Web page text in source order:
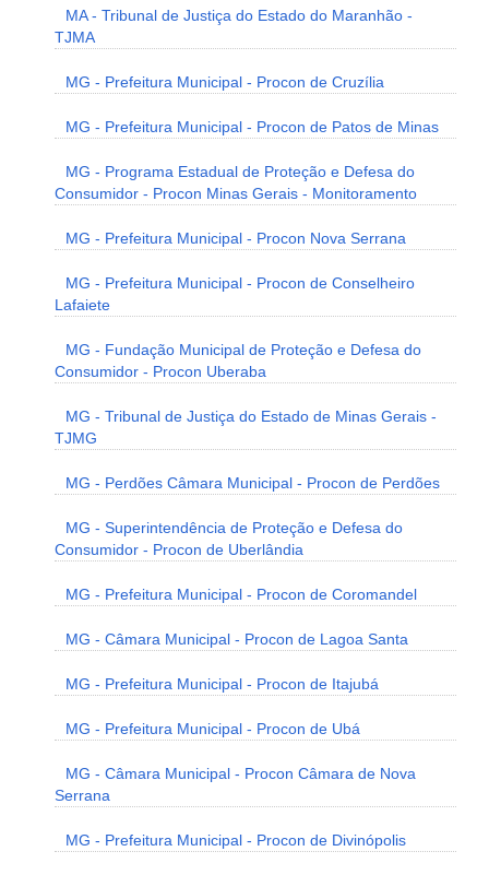
MA - Tribunal de Justiça do Estado do Maranhão -
TJMA
MG - Prefeitura Municipal - Procon de Cruzília
MG - Prefeitura Municipal - Procon de Patos de Minas
MG - Programa Estadual de Proteção e Defesa do
Consumidor - Procon Minas Gerais - Monitoramento
MG - Prefeitura Municipal - Procon Nova Serrana
MG - Prefeitura Municipal - Procon de Conselheiro
Lafaiete
MG - Fundação Municipal de Proteção e Defesa do
Consumidor - Procon Uberaba
MG - Tribunal de Justiça do Estado de Minas Gerais -
TJMG
MG - Perdões Câmara Municipal - Procon de Perdões
MG - Superintendência de Proteção e Defesa do
Consumidor - Procon de Uberlândia
MG - Prefeitura Municipal - Procon de Coromandel
MG - Câmara Municipal - Procon de Lagoa Santa
MG - Prefeitura Municipal - Procon de Itajubá
MG - Prefeitura Municipal - Procon de Ubá
MG - Câmara Municipal - Procon Câmara de Nova
Serrana
MG - Prefeitura Municipal - Procon de Divinópolis